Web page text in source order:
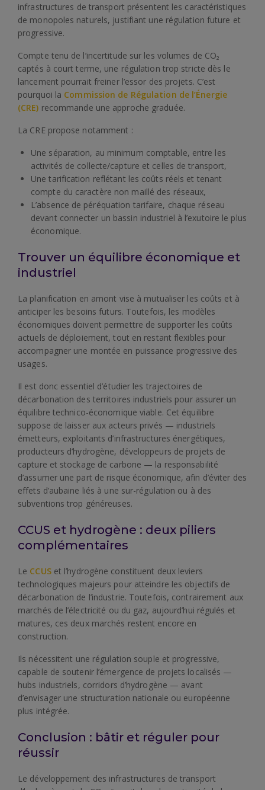
infrastructures de transport présentent les caractéristiques
de monopoles naturels, justifiant une régulation future et
progressive.
Compte tenu de l’incertitude sur les volumes de CO₂
captés à court terme, une régulation trop stricte dès le
lancement pourrait freiner l’essor des projets. C’est
pourquoi la Commission de Régulation de l’Énergie
(CRE) recommande une approche graduée.
La CRE propose notamment :
Une séparation, au minimum comptable, entre les
activités de collecte/capture et celles de transport,
Une tarification reflétant les coûts réels et tenant
compte du caractère non maillé des réseaux,
L’absence de péréquation tarifaire, chaque réseau
devant connecter un bassin industriel à l’exutoire le plus
économique.
Trouver un équilibre économique et
industriel
La planification en amont vise à mutualiser les coûts et à
anticiper les besoins futurs. Toutefois, les modèles
économiques doivent permettre de supporter les coûts
actuels de déploiement, tout en restant flexibles pour
accompagner une montée en puissance progressive des
usages.
Il est donc essentiel d’étudier les trajectoires de
décarbonation des territoires industriels pour assurer un
équilibre technico-économique viable. Cet équilibre
suppose de laisser aux acteurs privés — industriels
émetteurs, exploitants d’infrastructures énergétiques,
producteurs d’hydrogène, développeurs de projets de
capture et stockage de carbone — la responsabilité
d’assumer une part de risque économique, afin d’éviter des
effets d’aubaine liés à une sur-régulation ou à des
subventions trop généreuses.
CCUS et hydrogène : deux piliers
complémentaires
Le CCUSet l’hydrogène constituent deux leviers
technologiques majeurs pour atteindre les objectifs de
décarbonation de l’industrie. Toutefois, contrairement aux
marchés de l’électricité ou du gaz, aujourd’hui régulés et
matures, ces deux marchés restent encore en
construction.
Ils nécessitent une régulation souple et progressive,
capable de soutenir l’émergence de projets localisés —
hubs industriels, corridors d’hydrogène — avant
d’envisager une structuration nationale ou européenne
plus intégrée.
Conclusion : bâtir et réguler pour
réussir
Le développement des infrastructures de transport